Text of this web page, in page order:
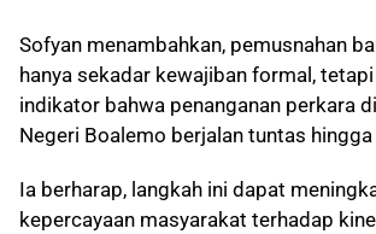
Sofyan menambahkan, pemusnahan
hanya sekadar kewajiban formal,
indikator bahwa penanganan perkara
Negeri Boalemo berjalan tuntas
Ia berharap, langkah ini dapat
kepercayaan masyarakat terhadap